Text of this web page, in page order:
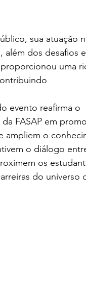
sua atuação
além dos desafios e
uma
evento reafirma o
FASAP em
ampliem o
o diálogo
os
do universo